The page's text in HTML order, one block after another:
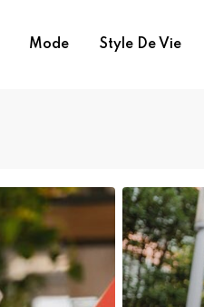
Mode Style De Vie